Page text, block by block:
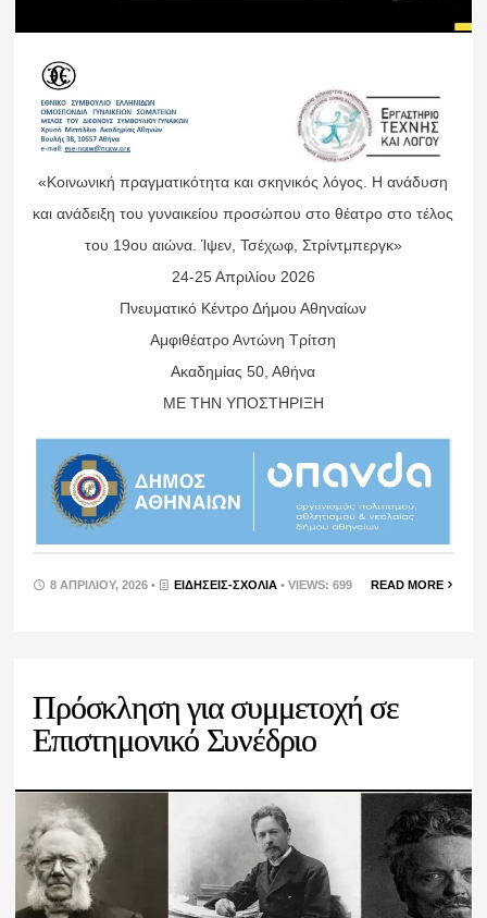
«Κοινωνική πραγματικότητα και σκηνικός λόγος. Η ανάδυση
και ανάδειξη του γυναικείου προσώπου στο θέατρο στο τέλος
του 19ου αιώνα. Ίψεν, Τσέχωφ, Στρίντμπεργκ»
24-25 Απριλίου 2026
Πνευματικό Κέντρο Δήμου Αθηναίων
Αμφιθέατρο Αντώνη Τρίτση
Ακαδημίας 50, Αθήνα
ΜΕ ΤΗΝ ΥΠΟΣΤΗΡΙΞΗ
8 ΑΠΡΙΛΊΟΥ, 2026 • ΕΙΔΉΣΕΙΣ-ΣΧΟΛΙΑ • VIEWS: 699 READ MORE
Πρόσκληση για συμμετοχή σε
Επιστημονικό Συνέδριο